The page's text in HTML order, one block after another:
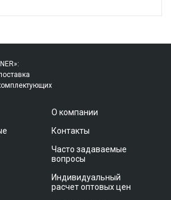
О компании
Контакты
Часто задаваемые
вопросы
Индивидуальный
расчет оптовых цен